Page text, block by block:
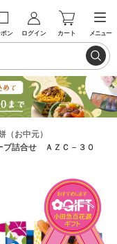
ン ログイン カート メニュー
（お中元）
ブ詰合せ ＡＺＣ－３０